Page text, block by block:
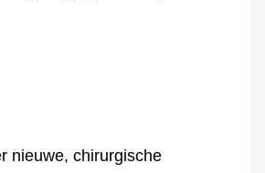
nieuwe, chirurgische